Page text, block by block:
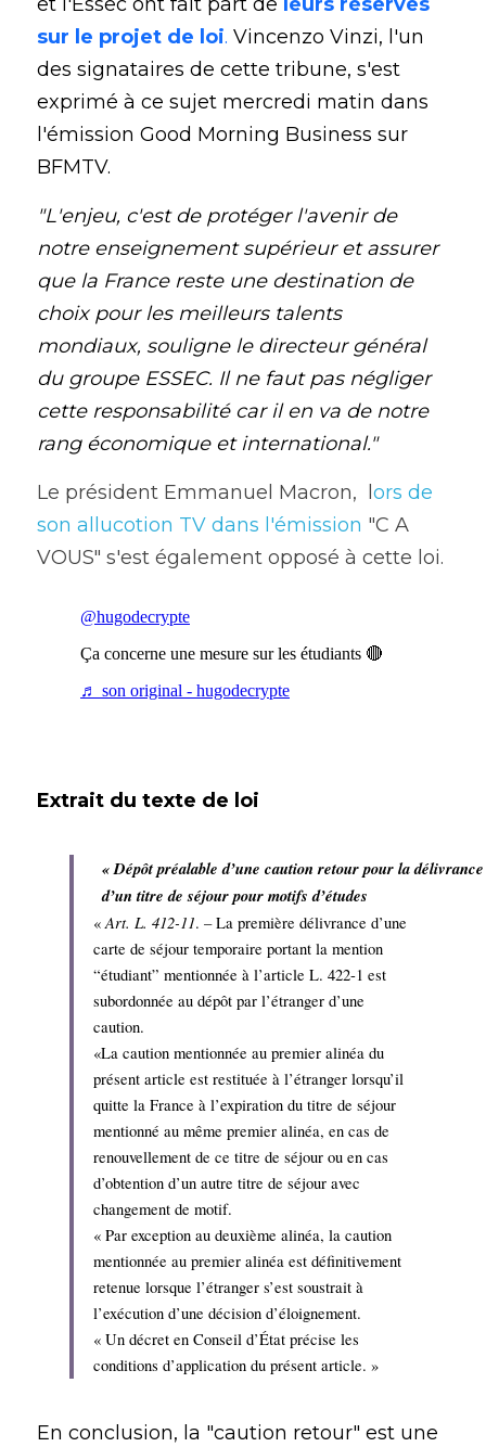
sur le projet de loi. Vincenzo Vinzi, l'un
des signataires de cette tribune, s'est
exprimé à ce sujet mercredi matin dans
l'émission Good Morning Business sur
BFMTV.
"L'enjeu, c'est de protéger l'avenir de
notre enseignement supérieur et assurer
que la France reste une destination de
choix pour les meilleurs talents
mondiaux, souligne le directeur général
du groupe ESSEC. Il ne faut pas négliger
cette responsabilité car il en va de notre
rang économique et international."
Le président Emmanuel Macron,  l ors de
son allucotion TV dans l'émission "C A
VOUS" s'est également opposé à cette loi.
Extrait du texte de loi
« Dépôt préalable d’une caution retour pour la délivrance
d’un titre de séjour pour motifs d’études
« Art. L. 412-11. – La première délivrance d’une
carte de séjour temporaire portant la mention
“étudiant” mentionnée à l’article L. 422-1 est
subordonnée au dépôt par l’étranger d’une
caution.
«La caution mentionnée au premier alinéa du
présent article est restituée à l’étranger lorsqu’il
quitte la France à l’expiration du titre de séjour
mentionné au même premier alinéa, en cas de
renouvellement de ce titre de séjour ou en cas
d’obtention d’un autre titre de séjour avec
changement de motif.
« Par exception au deuxième alinéa, la caution
mentionnée au premier alinéa est définitivement
retenue lorsque l’étranger s’est soustrait à
l’exécution d’une décision d’éloignement.
« Un décret en Conseil d’État précise les
conditions d’application du présent article. »
En conclusion, la "caution retour" est une